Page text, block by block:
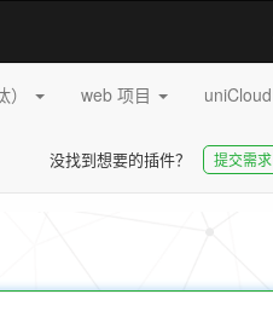
） web 项目 uniCloud
没找到想要的插件？ 提交需求